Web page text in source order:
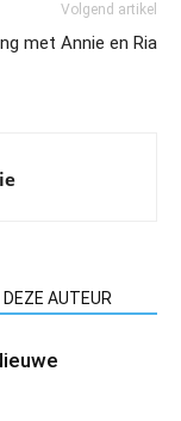
Volgend artikel
met Annie en Ria
DEZE AUTEUR